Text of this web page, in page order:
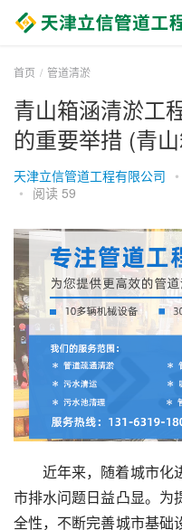
首页 管道清淤
青山箱涵清淤工
的重要举措 (青
天津立信管道工程有限公司 •
• 阅读 59
近年来，随着城市化
市排水问题日益凸显。为
全性，不断完善城市基础